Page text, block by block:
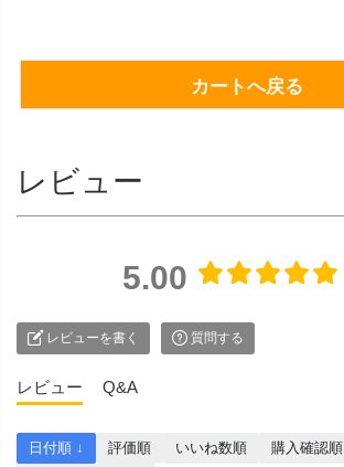
カートへ戻る
レビュー
5.00
レビューを書く 質問する
レビュー Q&A
日付順 ↓ 評価順 いいね数順 購入確認順